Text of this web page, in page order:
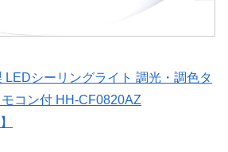
LEDシーリングライト 調光・調色タ
コン付 HH-CF0820AZ